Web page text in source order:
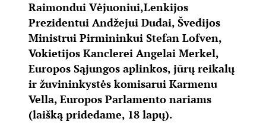
Raimondui Vėjuoniui,Lenkijos
Prezidentui Andžejui Dudai, Švedijos
Ministrui Pirmininkui Stefan Lofven,
Vokietijos Kanclerei Angelai Merkel,
Europos Sąjungos aplinkos, jūrų reikalų
ir žuvininkystės komisarui Karmenu
Vella, Europos Parlamento nariams
(laišką pridedame, 18 lapų).